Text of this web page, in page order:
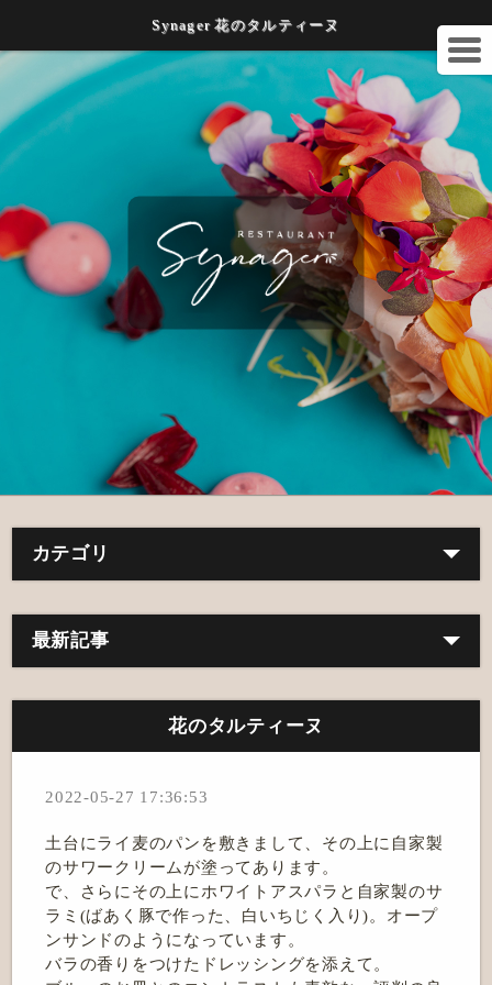
Synager 花のタルティーヌ
カテゴリ
最新記事
花のタルティーヌ
2022-05-27 17:36:53
土台にライ麦のパンを敷きまして、その上に自家製
のサワークリームが塗ってあります。
で、さらにその上にホワイトアスパラと自家製のサ
ラミ(ばあく豚で作った、白いちじく入り)。オープ
ンサンドのようになっています。
バラの香りをつけたドレッシングを添えて。